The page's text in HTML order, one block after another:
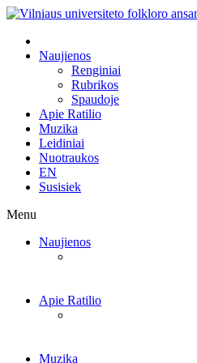
Naujienos
Renginiai
Rubrikos
Spaudoje
Apie Ratilio
Muzika
Leidiniai
Nuotraukos
EN
Susisiek
Menu
Naujienos
Apie Ratilio
Muzika